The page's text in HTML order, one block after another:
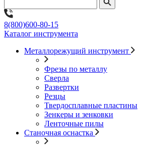
8(800)600-80-15
Каталог инструмента
Металлорежущий инструмент
Фрезы по металлу
Сверла
Развертки
Резцы
Твердосплавные пластины
Зенкеры и зенковки
Ленточные пилы
Станочная оснастка